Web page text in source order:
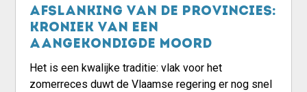
Afslanking van de provincies:
kroniek van een
aangekondigde moord
Het is een kwalijke traditie: vlak voor het
zomerreces duwt de Vlaamse regering er nog snel